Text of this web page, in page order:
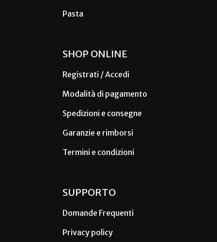
Pasta
SHOP ONLINE
Registrati / Accedi
Modalità di pagamento
Spedizioni e consegne
Garanzie e rimborsi
Termini e condizioni
SUPPORTO
Domande Frequenti
Privacy policy